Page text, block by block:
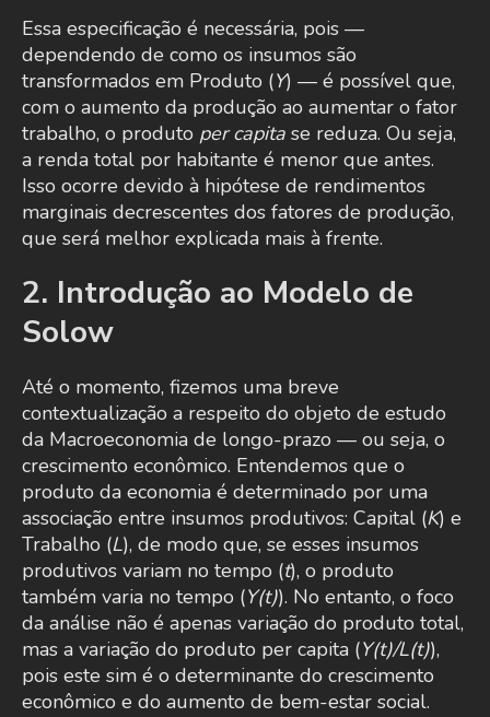
Essa especificação é necessária, pois —
dependendo de como os insumos são
transformados em Produto (Y) — é possível que,
com o aumento da produção ao aumentar o fator
trabalho, o produto per capita se reduza. Ou seja,
a renda total por habitante é menor que antes.
Isso ocorre devido à hipótese de rendimentos
marginais decrescentes dos fatores de produção,
que será melhor explicada mais à frente.
2. Introdução ao Modelo de
Solow
Até o momento, fizemos uma breve
contextualização a respeito do objeto de estudo
da Macroeconomia de longo-prazo — ou seja, o
crescimento econômico. Entendemos que o
produto da economia é determinado por uma
associação entre insumos produtivos: Capital (K) e
Trabalho (L), de modo que, se esses insumos
produtivos variam no tempo (t), o produto
também varia no tempo (Y(t)). No entanto, o foco
da análise não é apenas variação do produto total,
mas a variação do produto per capita (Y(t)/L(t)),
pois este sim é o determinante do crescimento
econômico e do aumento de bem-estar social.